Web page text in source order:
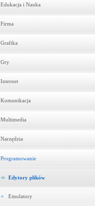
Edukacja i Nauka
Firma
Grafika
Gry
Internet
Komunikacja
Multimedia
Narzędzia
Programowanie
Edytory plików
Emulatory